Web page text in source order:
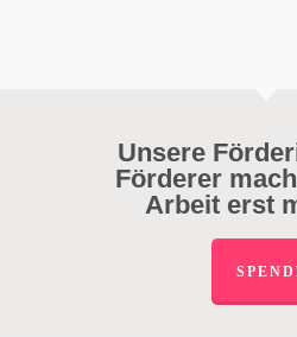
Unsere
Förderer
Arbeit erst